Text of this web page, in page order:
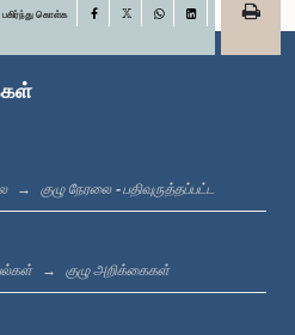
உறுப்பினர்
கொள்க Facebook
LinkedIn
குழு நேரலை - பதிவுருத்தப்பட்ட
குழு அறிக்கைகள்